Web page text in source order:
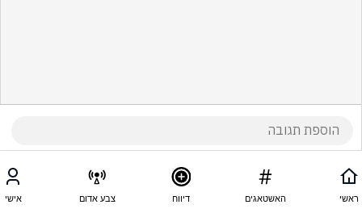
ראשי האשטאגים דיווח צבע אדום אישי